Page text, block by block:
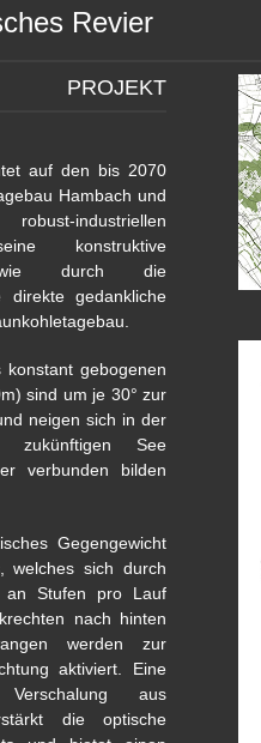
Revier
PROJEKT
auf den bis 2070
Hambach und
industriellen
konstruktive
durch die
direkte gedankliche
her zum Braunkohletagebau.
gebogenen
sind um je 30° zur
neigen sich in der
zukünftigen See
verbunden bilden
Gegengewicht
welches sich durch
an Stufen pro Lauf
nach hinten
werden zur
aktiviert. Eine
aus
die optische